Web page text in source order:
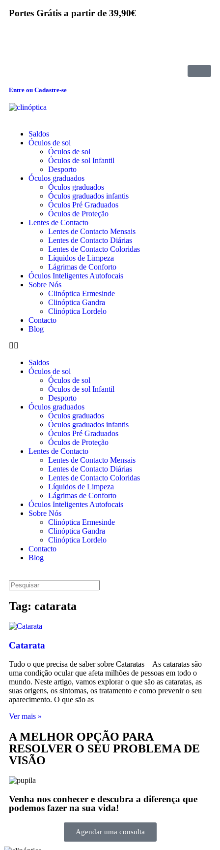
Portes Grátis a partir de 39,90€
Entre ou Cadastre-se
Saldos
Óculos de sol
Óculos de sol
Óculos de sol Infantil
Desporto
Óculos graduados
Óculos graduados
Óculos graduados infantis
Óculos Pré Graduados
Óculos de Proteção
Lentes de Contacto
Lentes de Contacto Mensais
Lentes de Contacto Diárias
Lentes de Contacto Coloridas
Líquidos de Limpeza
Lágrimas de Conforto
Óculos Inteligentes Autofocais
Sobre Nós
Clinóptica Ermesinde
Clinóptica Gandra
Clinóptica Lordelo
Contacto
Blog
Saldos
Óculos de sol
Óculos de sol
Óculos de sol Infantil
Desporto
Óculos graduados
Óculos graduados
Óculos graduados infantis
Óculos Pré Graduados
Óculos de Proteção
Lentes de Contacto
Lentes de Contacto Mensais
Lentes de Contacto Diárias
Lentes de Contacto Coloridas
Líquidos de Limpeza
Lágrimas de Conforto
Óculos Inteligentes Autofocais
Sobre Nós
Clinóptica Ermesinde
Clinóptica Gandra
Clinóptica Lordelo
Contacto
Blog
Tag: catarata
Catarata
Tudo o que precisa de saber sobre Cataratas As cataratas são
uma condição ocular que afeta milhões de pessoas em todo o
mundo. Neste artigo, vamos explorar o que são as cataratas, as
suas origens, os sintomas, os tratamento e como prevenir o seu
aparecimento. O que são as
Ver mais »
A MELHOR OPÇÃO PARA
RESOLVER O SEU PROBLEMA DE
VISÃO
Venha nos conhecer e descubra a diferença que
podemos fazer na sua vida!
Agendar uma consulta